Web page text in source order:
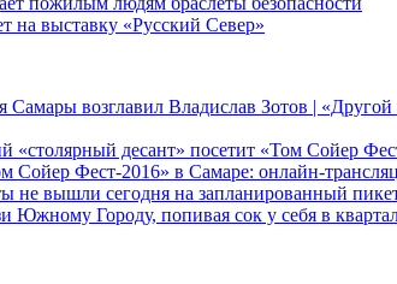
на выставку «Русский Север»
Самары возглавил Владислав Зотов |
«столярный десант» посетит «Том Сойер
Сойер Фест-2016» в Самаре: онлайн-
не вышли сегодня на запланированный
Южному Городу, попивая сок у себя в